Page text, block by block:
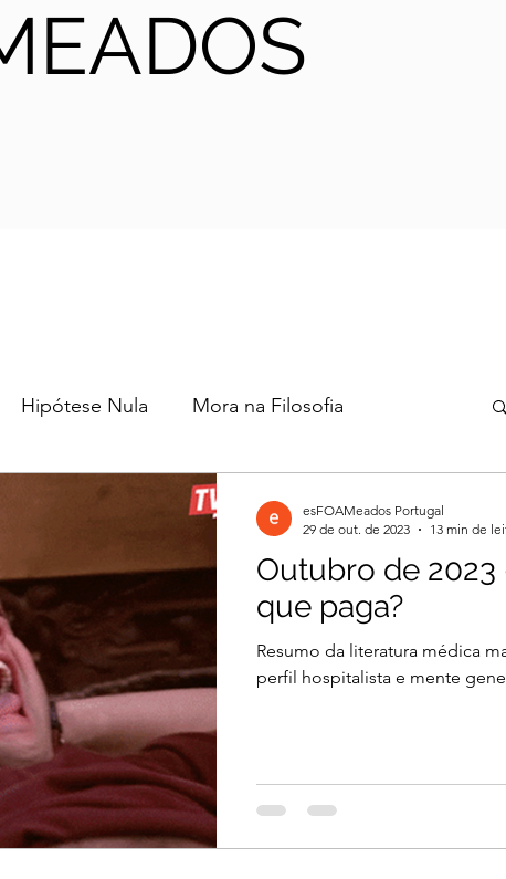
Hipótese Nula Mora na Filosofia
2022
Março 2026 Março 2026
Dezembro 2025 Novembro 2025
Agosto 2025
Novembro 2024 Outubro 2024
Outubro de
que paga?
Resumo da literatura médica
perfil hospitalista e mente
esFOAMeados Portugal
29 de out. de 2023
13 min de